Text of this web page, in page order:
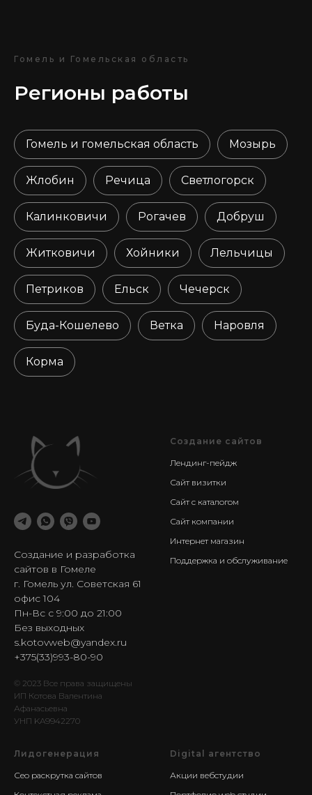
Гомель и Гомельская область
Регионы работы
Гомель и гомельская область Мозырь
Жлобин Речица Светлогорск
Калинковичи Рогачев Добруш
Житковичи Хойники Лельчицы
Петриков Ельск Чечерск
Буда-Кошелево Ветка Наровля
Корма
Создание и разработка
сайтов в Гомеле
г. Гомель ул. Советская 61
офис 104
Пн-Вс с 9:00 до 21:00
Без выходных
s.kotovweb@yandex.ru
+375(33)993-80-90
© 2023 Все права защищены
ИП Котова Валентина
Афанасьевна
УНП KA9942270
Создание сайтов
Лендинг-пейдж
Сайт визитки
Сайт с каталогом
Сайт компании
Интернет магазин
Поддержка и обслуживание
Лидогенерация
Сео раскрутка сайтов
Digital агентство
Акции вебстудии